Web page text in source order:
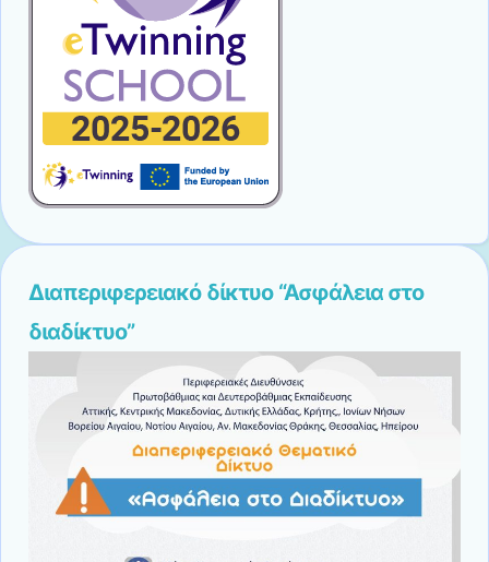
Διαπεριφερειακό δίκτυο “Ασφάλεια στο
διαδίκτυο”